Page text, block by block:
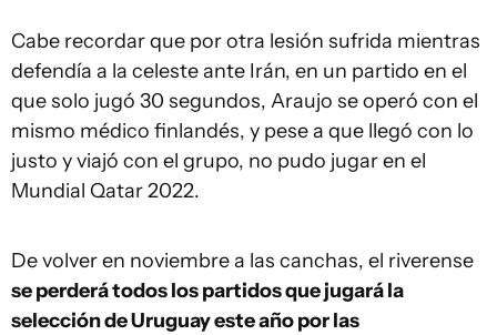
Cabe recordar que por otra lesión sufrida mientras
defendía a la celeste ante Irán, en un partido en el
que solo jugó 30 segundos, Araujo se operó con el
mismo médico finlandés, y pese a que llegó con lo
justo y viajó con el grupo, no pudo jugar en el
Mundial Qatar 2022.
De volver en noviembre a las canchas, el riverense
se perderá todos los partidos que jugará la
selección de Uruguay este año por las